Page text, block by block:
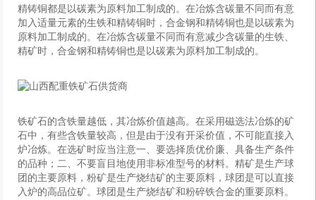
精铸铜都是以碳素为原料加工制成的。在冶炼含碳量不同而有意
加入适量元素的生铁和精铸铜时，合金钢和精铸铜也是以碳素为
原料加工制成的。在冶炼含碳量不同而有意减少含碳量的生铁、
精矿时，合金钢和精铸铜也是以碳素为原料加工制成的。
铁矿石的含铁量越低，其冶炼价值越高。在采用磁选法冶炼的矿
石中，有些含铁量较高，但是由于没有开采价值，不可能直接入
炉冶炼。在选矿时应当注意一、要选择质优价廉、具备生产条件
的品种；二、不要盲目地使用非标准型号的材料。精矿是生产球
团的主要原料，粉矿是生产烧结矿的主要原料，球团是可以直接
入炉的高品位矿。球团是生产烧结矿和粉碎铁合金的重要原料。